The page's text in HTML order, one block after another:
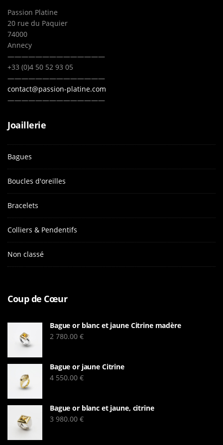
Passion Platine
20 rue du Paquier
74000
Annecy
——————————————
+33 (0)4 50 52 93 05
——————————————
contact@passion-platine.com
——————————————
Joaillerie
Bagues
Boucles d'oreilles
Bracelets
Colliers & Pendentifs
Non classé
Coup de Cœur
Bague or blanc et jaune Citrine madère
2 780.00 €
Bague or jaune Citrine
4 550.00 €
Bague or blanc et jaune, citrine
3 980.00 €